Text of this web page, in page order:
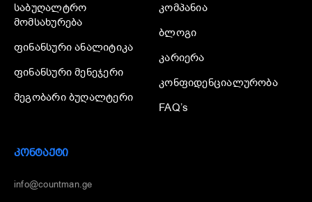
საბუღალტრო
მომსახურება
ფინანსური ანალიტიკა
ფინანსური მენეჯერი
მეგობარი ბუღალტერი
კომპანია
ბლოგი
კარიერა
კონფიდენციალურობა
FAQ’s
ᲙᲝᲜᲢᲐᲥᲢᲘ
info@countman.ge